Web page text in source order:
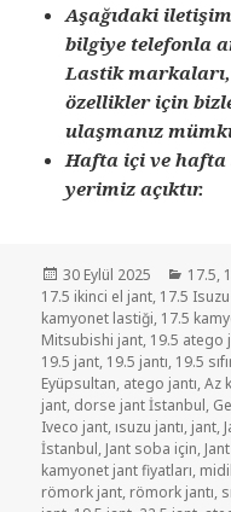
Aşağıdaki
bilgiye telefonla
Lastik
özellikler için
ulaşmanız
Hafta içi ve hafta
yerimiz açıktır.
Yayın
tarihi
30 Eylül 2025 17.5,
17.5 ikinci el jant, 17.5
kamyonet lastiği, 17.5
Mitsubishi jant, 19.5 atego
19.5 jant, 19.5 jantı, 19.5
Eyüpsultan, atego jantı,Az
jant, dorse jant İstanbul,
Iveco jant, ısuzu jantı, jant,
İstanbul, Jant soba için,
kamyonet jant fiyatları,
römork jant, römork jantı,